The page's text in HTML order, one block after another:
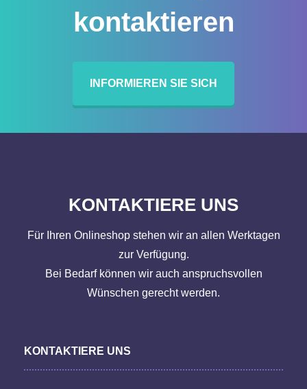
kontaktieren
INFORMIEREN SIE SICH
KONTAKTIERE UNS
Für Ihren Onlineshop stehen wir an allen Werktagen
zur Verfügung.
Bei Bedarf können wir auch anspruchsvollen
Wünschen gerecht werden.
KONTAKTIERE UNS